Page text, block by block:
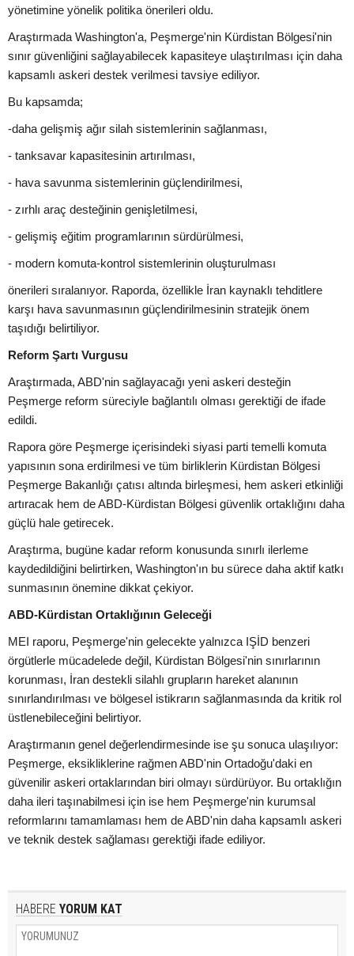
yönetimine yönelik politika önerileri oldu.
Araştırmada Washington'a, Peşmerge'nin Kürdistan Bölgesi'nin
sınır güvenliğini sağlayabilecek kapasiteye ulaştırılması için daha
kapsamlı askeri destek verilmesi tavsiye ediliyor.
Bu kapsamda;
-daha gelişmiş ağır silah sistemlerinin sağlanması,
- tanksavar kapasitesinin artırılması,
- hava savunma sistemlerinin güçlendirilmesi,
- zırhlı araç desteğinin genişletilmesi,
- gelişmiş eğitim programlarının sürdürülmesi,
- modern komuta-kontrol sistemlerinin oluşturulması
önerileri sıralanıyor. Raporda, özellikle İran kaynaklı tehditlere
karşı hava savunmasının güçlendirilmesinin stratejik önem
taşıdığı belirtiliyor.
Reform Şartı Vurgusu
Araştırmada, ABD'nin sağlayacağı yeni askeri desteğin
Peşmerge reform süreciyle bağlantılı olması gerektiği de ifade
edildi.
Rapora göre Peşmerge içerisindeki siyasi parti temelli komuta
yapısının sona erdirilmesi ve tüm birliklerin Kürdistan Bölgesi
Peşmerge Bakanlığı çatısı altında birleşmesi, hem askeri etkinliği
artıracak hem de ABD-Kürdistan Bölgesi güvenlik ortaklığını daha
güçlü hale getirecek.
Araştırma, bugüne kadar reform konusunda sınırlı ilerleme
kaydedildiğini belirtirken, Washington'ın bu sürece daha aktif katkı
sunmasının önemine dikkat çekiyor.
ABD-Kürdistan Ortaklığının Geleceği
MEI raporu, Peşmerge'nin gelecekte yalnızca IŞİD benzeri
örgütlerle mücadelede değil, Kürdistan Bölgesi'nin sınırlarının
korunması, İran destekli silahlı grupların hareket alanının
sınırlandırılması ve bölgesel istikrarın sağlanmasında da kritik rol
üstlenebileceğini belirtiyor.
Araştırmanın genel değerlendirmesinde ise şu sonuca ulaşılıyor:
Peşmerge, eksikliklerine rağmen ABD'nin Ortadoğu'daki en
güvenilir askeri ortaklarından biri olmayı sürdürüyor. Bu ortaklığın
daha ileri taşınabilmesi için ise hem Peşmerge'nin kurumsal
reformlarını tamamlaması hem de ABD'nin daha kapsamlı askeri
ve teknik destek sağlaması gerektiği ifade ediliyor.
HABERE YORUM KAT